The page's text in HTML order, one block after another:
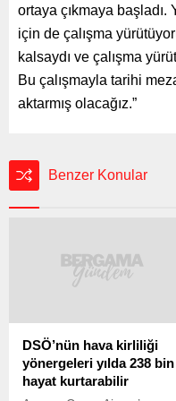
ortaya çıkmaya başladı.
için de çalışma
kalsaydı ve çalışma
Bu çalışmayla tarihi
aktarmış olacağız.”
Benzer Konular
DSÖ’nün hava kirliliği
yönergeleri yılda 238 bin
hayat kurtarabilir